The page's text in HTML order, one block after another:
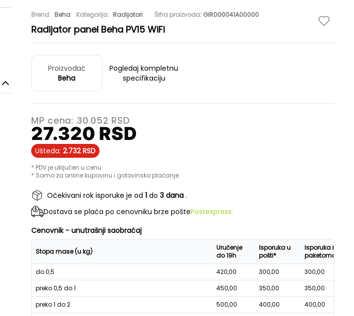
Brend: Beha Kategorija: Radijatori Šifra proizvoda: GIR000041A00000
Radijator panel Beha PV15 WiFi
Proizvođač
Beha
Pogledaj kompletnu
specifikaciju
MP cena: 30.052 RSD
27.320 RSD
Ušteda: 2.732 RSD
* PDV je uključen u cenu
* Samo za online kupovinu i gotovinsko plaćanje
Očekivani rok isporuke je od 1 do 3 dana .
Dostava se plaća po cenovniku brze poštePostexpress.
Cenovnik - unutrašnji saobraćaj
Stopa mase (u kg)
Uručenje
do 19h
Isporuka u
pošti*
Isporuka na
paketomatu*
do 0,5
420,00 300,00
300,00
preko 0,5 do 1
450,00 350,00
350,00
preko 1 do 2
500,00 400,00
400,00